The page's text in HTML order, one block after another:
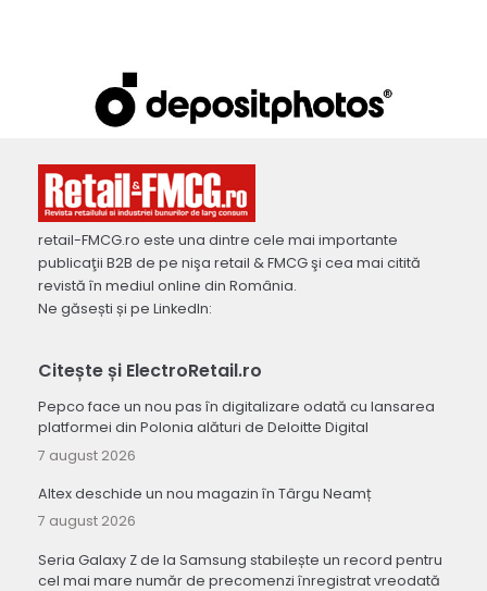
retail-FMCG.ro este una dintre cele mai importante
publicaţii B2B de pe nişa retail & FMCG şi cea mai citită
revistă în mediul online din România.
Ne găsești și pe LinkedIn:
Citește și ElectroRetail.ro
Pepco face un nou pas în digitalizare odată cu lansarea
platformei din Polonia alături de Deloitte Digital
7 august 2026
Altex deschide un nou magazin în Târgu Neamț
7 august 2026
Seria Galaxy Z de la Samsung stabilește un record pentru
cel mai mare număr de precomenzi înregistrat vreodată